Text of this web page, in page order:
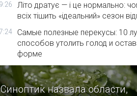
Літо дратує — і це нормально:
всіх тішить «ідеальний» сезон
Самые полезные перекусы: 10
способов утолить голод и
форме
Синоптик назвала области,